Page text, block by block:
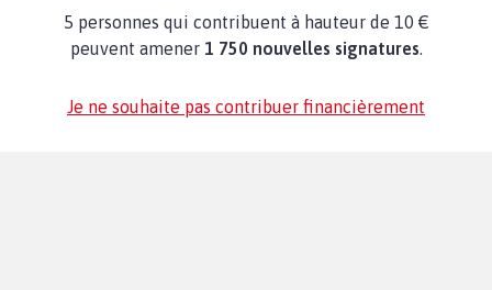
5 personnes qui contribuent à hauteur de 10 €
peuvent amener 1 750 nouvelles signatures.
Je ne souhaite pas contribuer financièrement